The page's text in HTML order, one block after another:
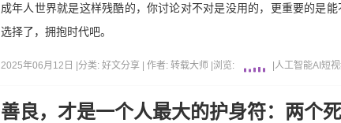
成年人世界就是这样残酷的，你讨论对不对是没用的，更重要的是
选择了，拥抱时代吧。
2025年06月12日 | 分类: 好文分享 | 作者: 转载大师 浏览: 人工智能AI 短
善良，才是一个人最大的护身符：两个